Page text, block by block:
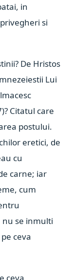
in
si
De Hristos
Lui
Citatul care
postului.
eretici, de
cu
carne; iar
cum
nu se inmulti
ceva